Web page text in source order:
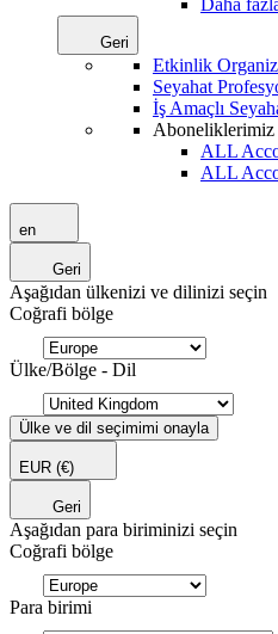
Daha
Geri
Etkinlik
Seyahat
İş Amaçlı
Aboneliklerimiz
ALL
ALL
en
Geri
Aşağıdan ülkenizi ve dilinizi seçin
Coğrafi bölge
Ülke/Bölge - Dil
Ülke ve dil seçimimi onayla
EUR (€)
Geri
Aşağıdan para biriminizi seçin
Coğrafi bölge
Para birimi